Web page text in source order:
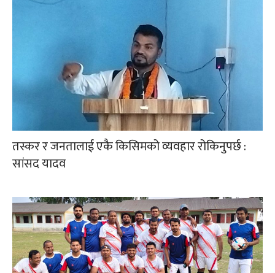
तस्कर र जनतालाई एकै किसिमको व्यवहार रोकिनुपर्छ :
सांसद यादव